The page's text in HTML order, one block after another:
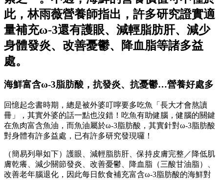
此，林雨薇營養師指出，許多研究證實適
量補充ω-3還有護眼、減輕脂肪肝、減少
身體發炎、改善憂鬱、降血脂等諸多益
處。
海鮮富含ω-3脂肪酸，抗發炎、抗憂鬱…營養好處多
回憶起念書時期，總是被外婆叮嚀要多吃魚「長大才會熬讀
冊」，其實外婆的話一點也沒錯！吃魚有助健腦，健腦的關鍵
在魚肉富含魚油，而魚油屬於ω-3脂肪酸，其實針對ω-3脂肪酸
對身體有許多益處，已有許多研究發現囉！
（簡易列舉如下）護眼、減輕脂肪肝、保持皮膚完整／降低肌
膚乾癢、減少關節發炎、改善憂鬱、降血脂（三酸甘油脂）、
改善老年腦退化，因此每日飲食補充富含ω-3脂肪酸的海鮮對